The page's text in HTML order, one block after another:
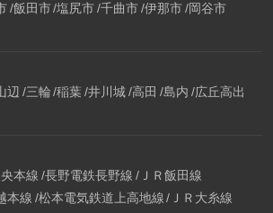
飯田市 塩尻市 千曲市 伊那市 岡谷市
辺 三輪 稲葉 井川城 高田 島内 広丘高出
本線 長野電鉄長野線 ＪＲ飯田線
本線 松本電気鉄道上高地線
ＪＲ大糸線